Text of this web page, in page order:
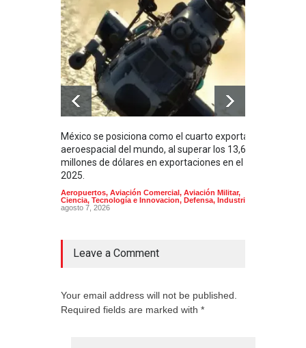
México se posiciona como el cuarto exportador
aeroespacial del mundo, al superar los 13,600
millones de dólares en exportaciones en el
2025.
Aeropuertos, Aviación Comercial, Aviación Militar,
Ciencia, Tecnología e Innovacion, Defensa, Industria
agosto 7, 2026
Leave a Comment
Your email address will not be published.
Required fields are marked with *